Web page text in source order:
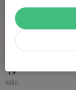
19
Mån